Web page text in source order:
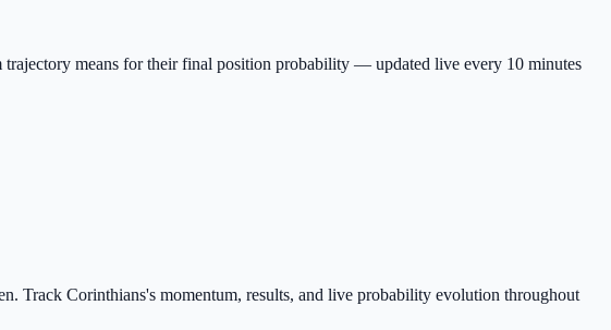
means for their final position probability — updated live every 10 minutes
Track Corinthians's momentum, results, and live probability evolution throughout